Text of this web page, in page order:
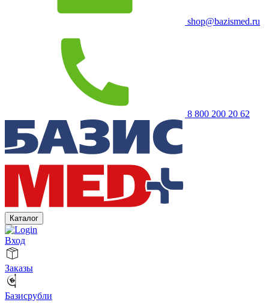
shop@bazismed.ru
8 800 200 20 62
Каталог
Вход
Заказы
Базисрубли